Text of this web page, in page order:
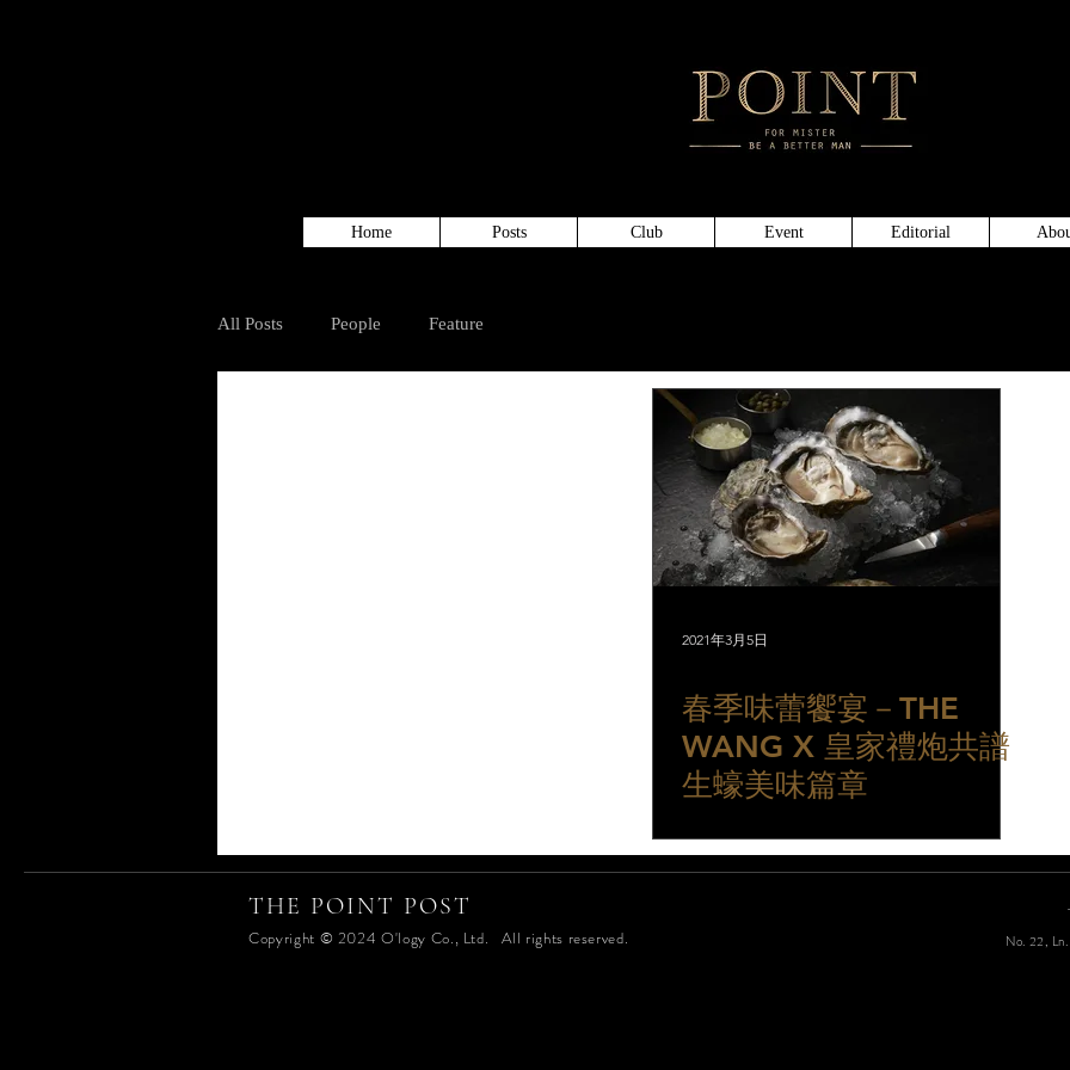
Home Posts Club Event Editorial
All Posts People Feature
2021年3月5日
春季味蕾饗宴－THE
WANG X 皇家禮炮共譜
生蠔美味篇章
THE POINT POST
Copyright © 2024 O'logy Co., Ltd. All rights reserved.
No. 22,